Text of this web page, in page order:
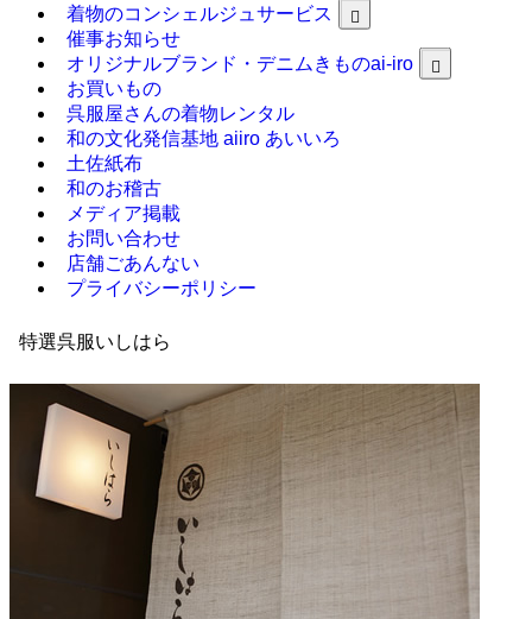
着物のコンシェルジュサービス
催事お知らせ
オリジナルブランド・デニムきものai-iro
お買いもの
呉服屋さんの着物レンタル
和の文化発信基地 aiiro あいいろ
土佐紙布
和のお稽古
メディア掲載
お問い合わせ
店舗ごあんない
プライバシーポリシー
特選呉服いしはら